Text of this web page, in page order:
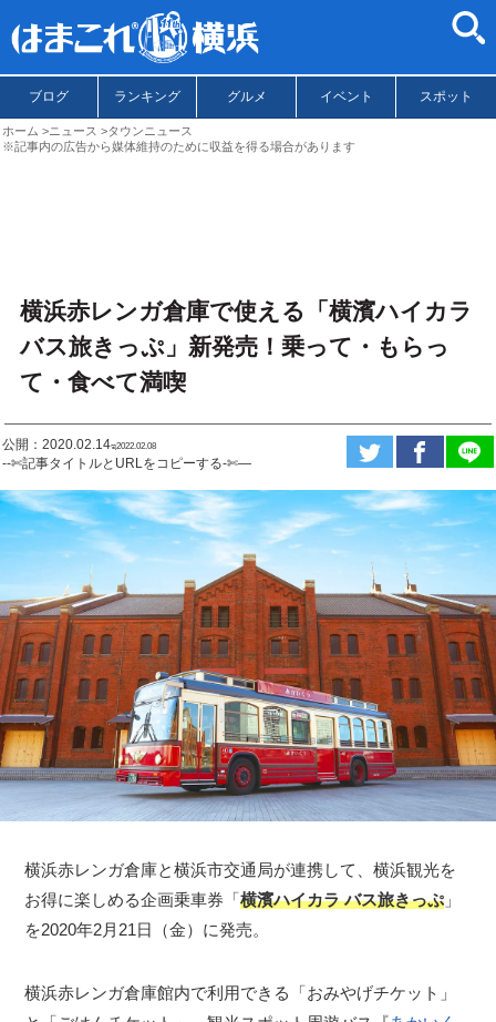
ブログ ランキング グルメ イベント スポット
ホーム ニュース
タウンニュース
※記事内の広告から媒体維持のために収益を得る場合があります
横浜赤レンガ倉庫で使える「横濱ハイカラ
バス旅きっぷ」新発売！乗って・もらっ
て・食べて満喫
公開：2020.02.14ಇ2022.02.08
--✄記事タイトルとURLをコピーする-✄—
横浜赤レンガ倉庫と横浜市交通局が連携して、横浜観光を
お得に楽しめる企画乗車券「横濱ハイカラ バス旅きっぷ 」
を2020年2月21日（金）に発売。
横浜赤レンガ倉庫館内で利用できる「おみやげチケット」